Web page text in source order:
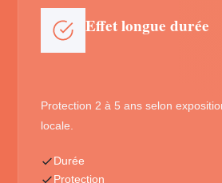
Effet longue durée
Protection 2 à 5 ans selon
locale.
Durée
Protection